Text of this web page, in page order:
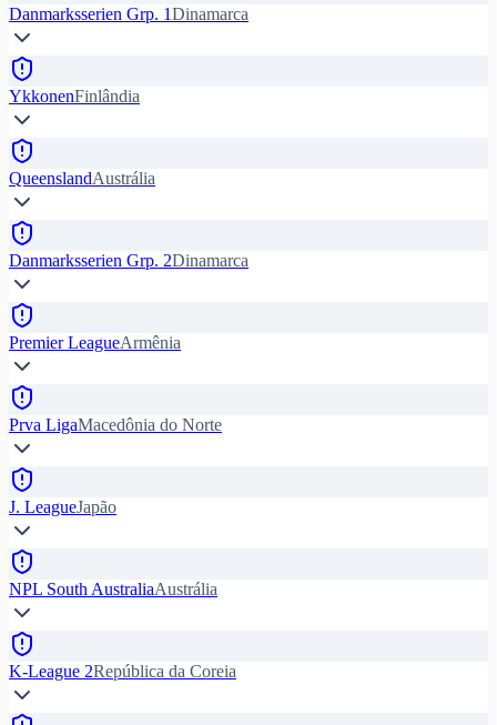
Danmarksserien Grp. 1Dinamarca
YkkonenFinlândia
QueenslandAustrália
Danmarksserien Grp. 2Dinamarca
Premier LeagueArmênia
Prva LigaMacedônia do Norte
J. LeagueJapão
NPL South AustraliaAustrália
K-League 2República da Coreia